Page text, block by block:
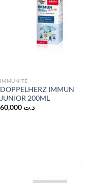
IMMUNITÉ
DOPPELHERZ IMMUN
JUNIOR 200ML
د.ت 60,000